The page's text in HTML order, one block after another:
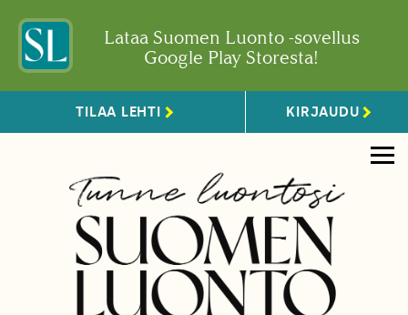
Lataa Suomen Luonto -sovellus
Google Play Storesta!
TILAA LEHTI KIRJAUDU